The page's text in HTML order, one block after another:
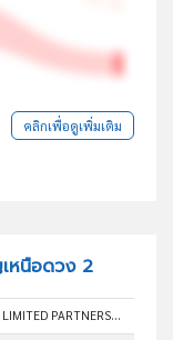
คลิกเพื่อดูเพิ่มเติม
หนือดวง 2
BUNNUEADUANG 2 LIMITED PARTNERSHIP